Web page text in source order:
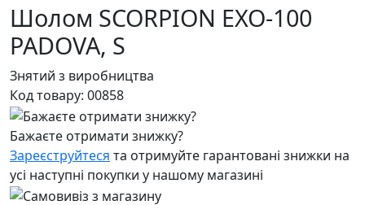
Шолом SCORPION EXO-100
PADOVA, S
Знятий з виробництва
Код товару: 00858
Бажаєте отримати знижку?
Зареєструйтеся та отримуйте гарантовані знижки на
усі наступні покупки у нашому магазині